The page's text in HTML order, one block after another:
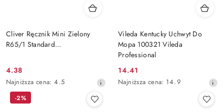
Cliver Ręcznik Mini Zielony
R65/1 Standard...
Cena
promocyjna:
4.38
Najniższa
cena
Najniższa cena: 4.5
Vileda Kentucky Uchwyt Do
Mopa 100321 Vileda
Professional
Cena
promocyjna:
14.41
Najniższa
Najniższa cena: 14.9
-2%